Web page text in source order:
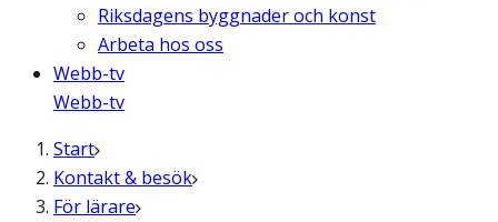
Riksdagens byggnader och konst
Arbeta hos oss
Webb-tv
Webb-tv
Start
Kontakt & besök
För lärare